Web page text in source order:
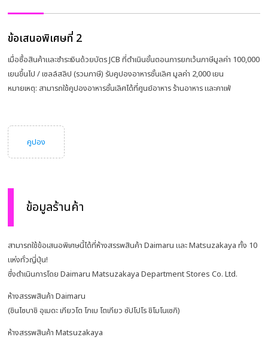
ข้อเสนอพิเศษที่ 2
เมื่อซื้อสินค้าและชำระเงินด้วยบัตร JCB ที่ดำเนินขั้นตอนการยกเว้นภาษีมูลค่า 100,000
เยนขึ้นไป / เซลล์สลิป (รวมภาษี) รับคูปองอาหารชั้นเลิศ มูลค่า 2,000 เยน
หมายเหตุ: สามารถใช้คูปองอาหารชั้นเลิศได้ที่ศูนย์อาหาร ร้านอาหาร และคาเฟ่
คูปอง
ข้อมูลร้านค้า
สามารถใช้ข้อเสนอพิเศษนี้ได้ที่ห้างสรรพสินค้า Daimaru และ Matsuzakaya ทั้ง 10
แห่งทั่วญี่ปุ่น!
ซึ่งดำเนินการโดย Daimaru Matsuzakaya Department Stores Co. Ltd.
ห้างสรรพสินค้า Daimaru
(ชินไซบาชิ อุเมดะ เกียวโต โกเบ โตเกียว ซัปโปโร ชิโมโนเซกิ)
ห้างสรรพสินค้า Matsuzakaya